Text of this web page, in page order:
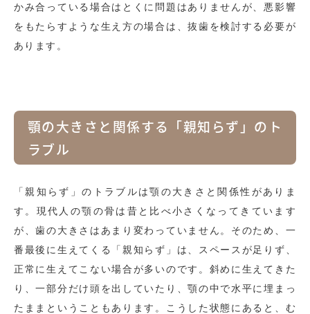
かみ合っている場合はとくに問題はありませんが、悪影響
をもたらすような生え方の場合は、抜歯を検討する必要が
あります。
顎の大きさと関係する「親知らず」のト
ラブル
「親知らず」のトラブルは顎の大きさと関係性がありま
す。現代人の顎の骨は昔と比べ小さくなってきています
が、歯の大きさはあまり変わっていません。そのため、一
番最後に生えてくる「親知らず」は、スペースが足りず、
正常に生えてこない場合が多いのです。斜めに生えてきた
り、一部分だけ頭を出していたり、顎の中で水平に埋まっ
たままということもあります。こうした状態にあると、む